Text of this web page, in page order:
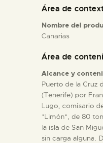
Área de
Nombre del
Canarias
Área de
Alcance y
Puerto de la Cruz
(Tenerife) por
Lugo, comisario
"Limón", de 80
la isla de San
sin carga alguna.